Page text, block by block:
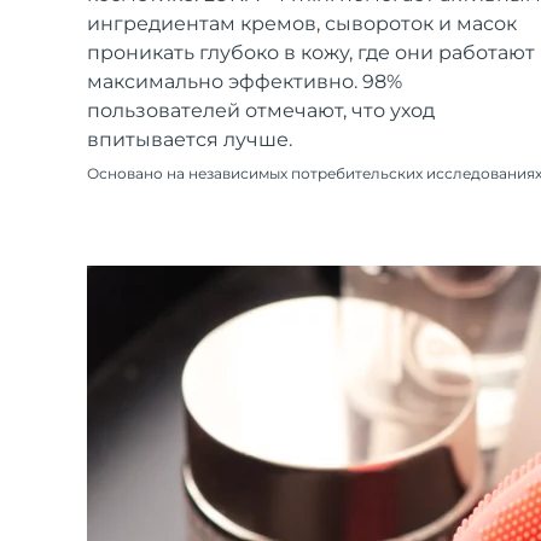
ингредиентам кремов, сывороток и масок
проникать глубоко в кожу, где они работают
максимально эффективно. 98%
пользователей отмечают, что уход
впитывается лучше.
Основано на независимых потребительских исследованиях
Уход KIWI™
Advanced pore care essentials
Serum
For healthy hair
issa™ Teeth Whitening Gel
18% PAP
Косметика Для мужчин
ПОДРОБНЕЕ